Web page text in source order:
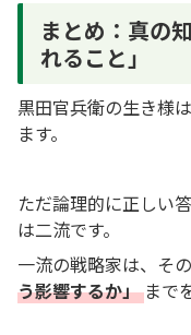
まとめ：真の
れること」
黒田官兵衛の生き様
ます。
ただ論理的に正しい
は二流です。
一流の戦略家は、そ
う影響するか」 まで